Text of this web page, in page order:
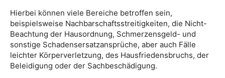
Hierbei können viele Bereiche betroffen sein,
beispielsweise Nachbarschaftsstreitigkeiten, die Nicht-
Beachtung der Hausordnung, Schmerzensgeld- und
sonstige Schadensersatzansprüche, aber auch Fälle
leichter Körperverletzung, des Hausfriedensbruchs, der
Beleidigung oder der Sachbeschädigung.